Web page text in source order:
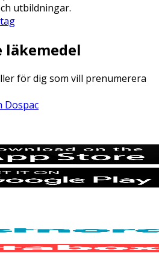
utbildningar.
läkemedel
för dig som vill prenumerera
Dospac